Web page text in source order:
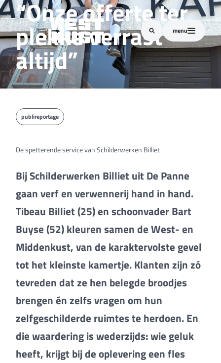
menu
“Onze offerte ter
plekke verrast
altijd”
publireportage
De spetterende service van Schilderwerken Billiet
Bij Schilderwerken Billiet uit De Panne
gaan verf en verwennerij hand in hand.
Tibeau Billiet (25) en schoonvader Bart
Buyse (52) kleuren samen de West- en
Middenkust, van de karaktervolste gevel
tot het kleinste kamertje. Klanten zijn zó
tevreden dat ze hen belegde broodjes
brengen én zelfs vragen om hun
zelfgeschilderde ruimtes te herdoen. En
die waardering is wederzijds: wie geluk
heeft, krijgt bij de oplevering een fles